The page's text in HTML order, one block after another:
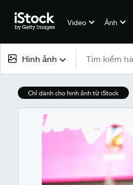
Video Ảnh
Hình ảnh
Tất cả nội dung
Hình ảnh
Ảnh
Chỉ dành cho hình ảnh từ iStock